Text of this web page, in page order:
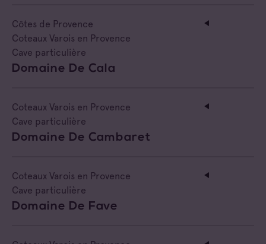
Côtes de Provence
Coteaux Varois en Provence
Cave particulière
Domaine De Cala
Coteaux Varois en Provence
Cave particulière
Domaine De Cambaret
Coteaux Varois en Provence
Cave particulière
Domaine De Fave